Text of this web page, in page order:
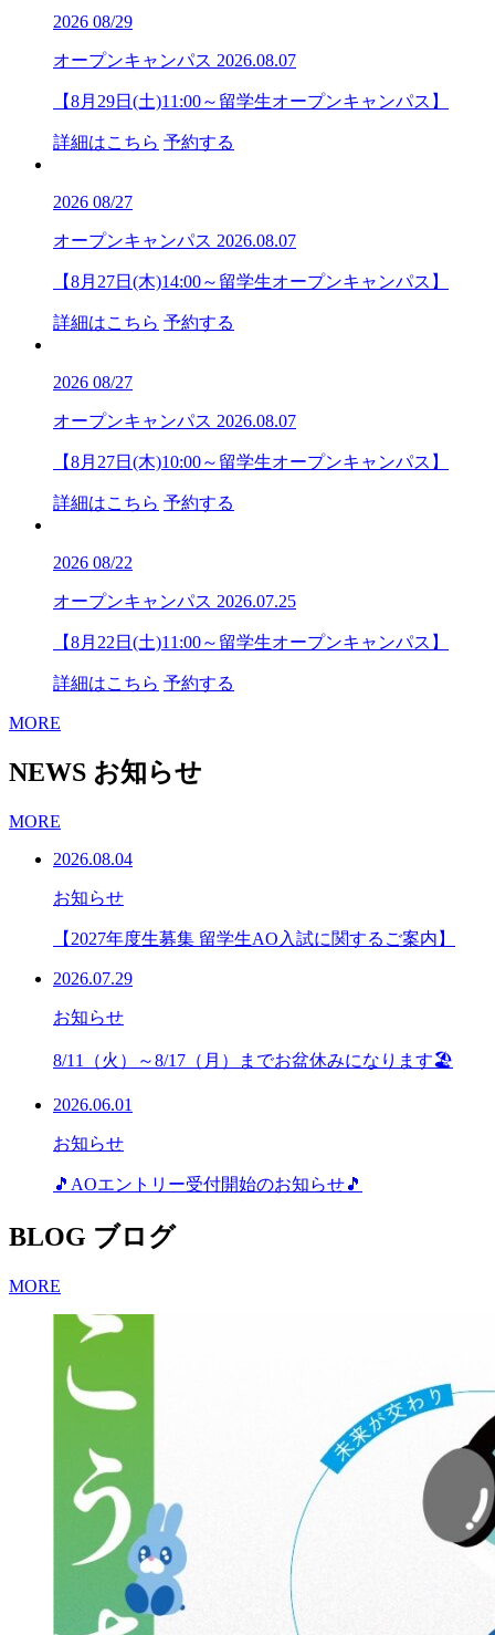
2026 08/29
オープンキャンパス 2026.08.07
【8月29日(土)11:00～留学生オープンキャンパス】
詳細はこちら 予約する
2026 08/27
オープンキャンパス 2026.08.07
【8月27日(木)14:00～留学生オープンキャンパス】
詳細はこちら 予約する
2026 08/27
オープンキャンパス 2026.08.07
【8月27日(木)10:00～留学生オープンキャンパス】
詳細はこちら 予約する
2026 08/22
オープンキャンパス 2026.07.25
【8月22日(土)11:00～留学生オープンキャンパス】
詳細はこちら 予約する
MORE
NEWS お知らせ
MORE
2026.08.04
お知らせ
【2027年度生募集 留学生AO入試に関するご案内】
2026.07.29
お知らせ
8/11（火）～8/17（月）までお盆休みになります🏖
2026.06.01
お知らせ
🎵AOエントリー受付開始のお知らせ🎵
BLOG ブログ
MORE